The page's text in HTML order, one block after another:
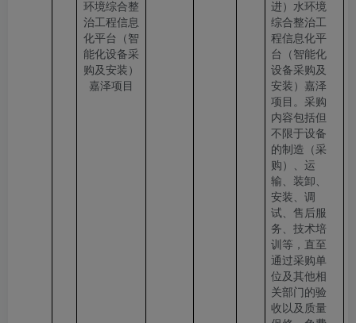
环境综合整
治工程信息
化平台（智
能化设备采
购及安装）
嘉泽项目
进）水环境
综合整治工
程信息化平
台（智能化
设备采购及
安装）嘉泽
项目。 采购
内容包括但
不限于设备
的制造（采
购）、运
输、装卸、
安装、调
试、售后服
务、技术培
训等，直至
通过采购单
位及其他相
关部门的验
收以及质量